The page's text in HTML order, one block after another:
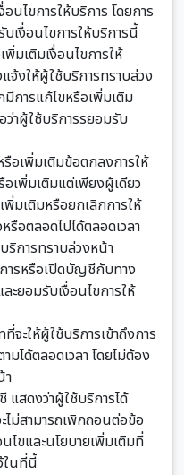
นไขการให้บริการ โดยการ
เงื่อนไขการให้บริการนี้
มเติมเงื่อนไขการให้
จ้งให้ผู้ใช้บริการทราบล่วง
มีการแก้ไขหรือเพิ่มเติม
ว่าผู้ใช้บริการรยอมรับ
อเพิ่มเติมข้อตกลงการให้
เพิ่มเติมแต่เพียงผู้เดียว
มเติมหรือยกเลิกการให้
รือตลอดไปได้ตลอดเวลา
ริการทราบล่วงหน้า
ารหรือเปิดบัญชีกับทาง
ะยอมรับเงื่อนไขการให้
ะให้ผู้ใช้บริการเข้าถึงการ
มได้ตลอดเวลา โดยไม่ต้อง
า
แสดงว่าผู้ใช้บริการได้
ม่สามารถเพิกถอนต่อข้อ
ขและนโยบายเพิ่มเติมที่
ในที่นี้